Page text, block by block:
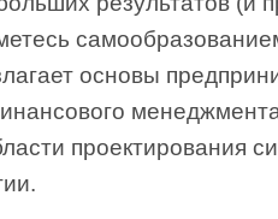
основы
проектирования